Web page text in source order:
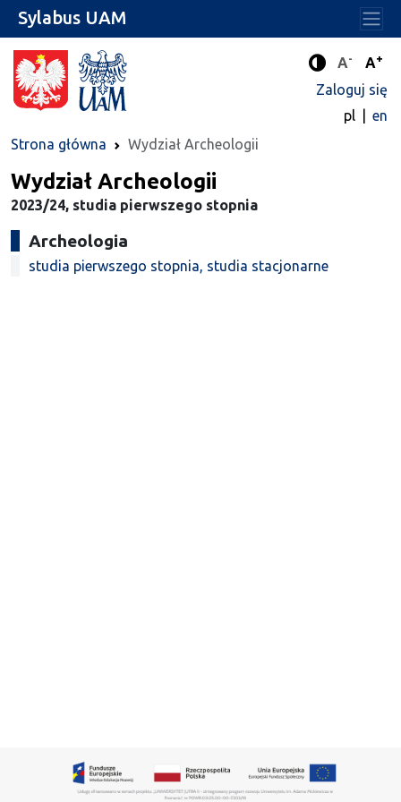
Tryb
A- A+
Zaloguj się
pl
en
Strona główna
Wydział Archeologii
Sylabus UAM
Wydział Archeologii
2023/24, studia pierwszego stopnia
Archeologia
studia pierwszego stopnia, studia stacjonarne